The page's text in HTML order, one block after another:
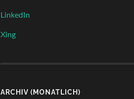
LinkedIn
Xing
ARCHIV (MONATLICH)